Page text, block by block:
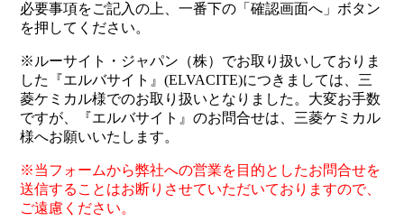
必要事項をご記入の上、一番下の「確認画面へ」ボタン
を押してください。
※ルーサイト・ジャパン（株）でお取り扱いしておりま
した『エルバサイト』(ELVACITE)につきましては、三
菱ケミカル様でのお取り扱いとなりました。大変お手数
ですが、『エルバサイト』のお問合せは、三菱ケミカル
様へお願いいたします。
※当フォームから弊社への営業を目的としたお問合せを
送信することはお断りさせていただいておりますので、
ご遠慮ください。